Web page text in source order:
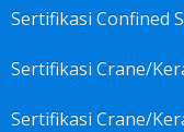
Sertifikasi Confined
Sertifikasi Crane/
Sertifikasi Crane/